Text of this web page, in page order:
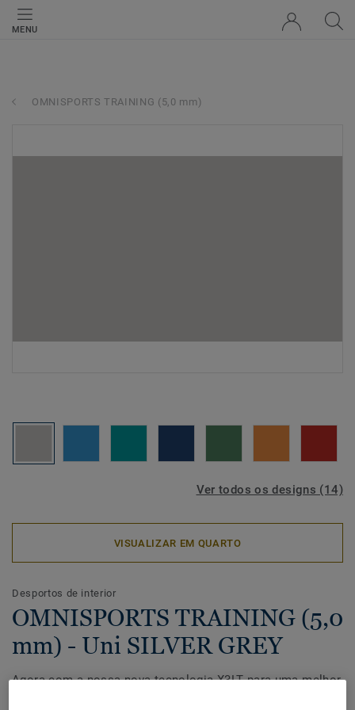
MENU
OMNISPORTS TRAINING (5,0 mm)
Ver todos os designs (14)
VISUALIZAR EM QUARTO
Desportos de interior
OMNISPORTS TRAINING (5,0
mm) - Uni SILVER GREY
Agora com a nossa nova tecnologia X3LT para uma melhor